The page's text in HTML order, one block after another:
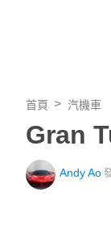
首頁 汽機車
Gran
Andy Ao